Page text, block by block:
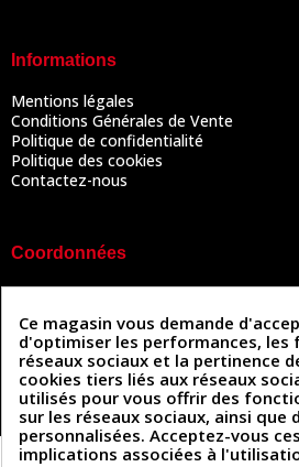
Informations
Mentions légales
Conditions Générales de Vente
Politique de confidentialité
Politique des cookies
Contactez-nous
Coordonnées
493 Chemin de Catougnac
81300 Graulhet
contact@cuirenstock.com
Cuirenstock © 2026 - Une
Ce magasin vous demande
d'optimiser les performances, les
réseaux sociaux et la pertinence
cookies tiers liés aux réseaux
utilisés pour vous offrir des
sur les réseaux sociaux, ainsi que
personnalisées. Acceptez-vous
implications associées à